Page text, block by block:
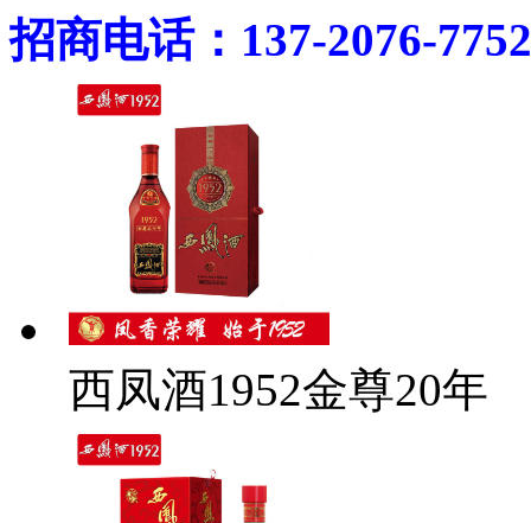
招商电话：137-2076-7752
西凤酒1952金尊20年